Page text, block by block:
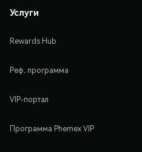
Услуги
Rewards Hub
Реф. программа
VIP-портал
Программа Phemex VIP